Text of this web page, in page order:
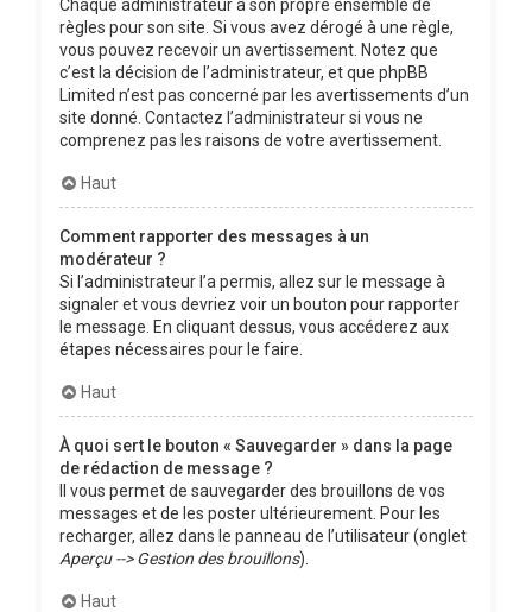
Chaque administrateur a son propre ensemble de
règles pour son site. Si vous avez dérogé à une règle,
vous pouvez recevoir un avertissement. Notez que
c’est la décision de l’administrateur, et que phpBB
Limited n’est pas concerné par les avertissements d’un
site donné. Contactez l’administrateur si vous ne
comprenez pas les raisons de votre avertissement.
Haut
Comment rapporter des messages à un
modérateur ?
Si l’administrateur l’a permis, allez sur le message à
signaler et vous devriez voir un bouton pour rapporter
le message. En cliquant dessus, vous accéderez aux
étapes nécessaires pour le faire.
Haut
À quoi sert le bouton « Sauvegarder » dans la page
de rédaction de message ?
Il vous permet de sauvegarder des brouillons de vos
messages et de les poster ultérieurement. Pour les
recharger, allez dans le panneau de l’utilisateur (onglet
Aperçu --> Gestion des brouillons).
Haut